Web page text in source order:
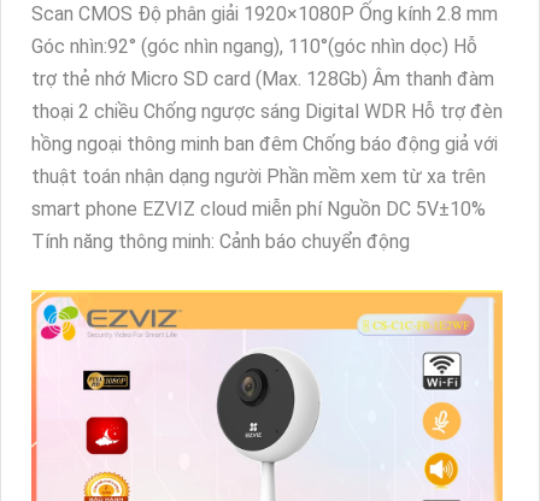
Scan CMOS Độ phân giải 1920×1080P Ống kính 2.8 mm
Góc nhìn:92° (góc nhìn ngang), 110°(góc nhìn dọc) Hỗ
trợ thẻ nhớ Micro SD card (Max. 128Gb) Âm thanh đàm
thoại 2 chiều Chống ngược sáng Digital WDR Hỗ trợ đèn
hồng ngoại thông minh ban đêm Chống báo động giả với
thuật toán nhận dạng người Phần mềm xem từ xa trên
smart phone EZVIZ cloud miễn phí Nguồn DC 5V±10%
Tính năng thông minh: Cảnh báo chuyển động